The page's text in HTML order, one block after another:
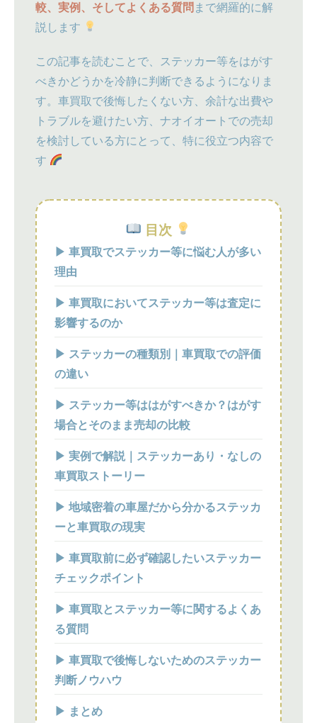
較、実例、そしてよくある質問 まで網羅的に解
説します
この記事を読むことで、ステッカー等をはがす
べきかどうかを冷静に判断できるようになりま
す。車買取で後悔したくない方、余計な出費や
トラブルを避けたい方、ナオイオートでの売却
を検討している方にとって、特に役立つ内容で
す
目次
▶ 車買取でステッカー等に悩む人が多い
理由
▶ 車買取においてステッカー等は査定に
影響するのか
▶ ステッカーの種類別｜車買取での評価
の違い
▶ ステッカー等ははがすべきか？はがす
場合とそのまま売却の比較
▶ 実例で解説｜ステッカーあり・なしの
車買取ストーリー
▶ 地域密着の車屋だから分かるステッカ
ーと車買取の現実
▶ 車買取前に必ず確認したいステッカー
チェックポイント
▶ 車買取とステッカー等に関するよくあ
る質問
▶ 車買取で後悔しないためのステッカー
判断ノウハウ
▶ まとめ